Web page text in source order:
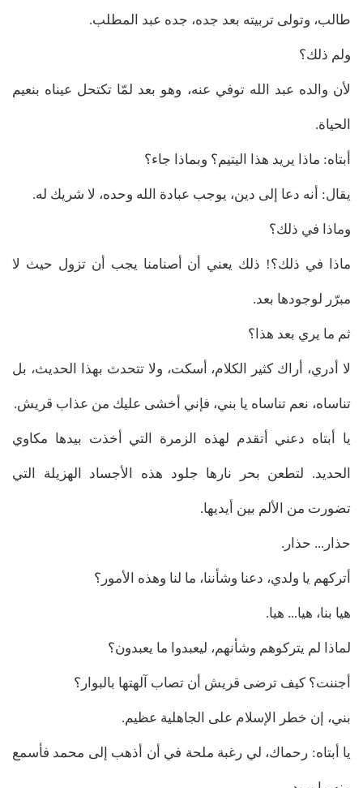
طالب، وتولى تربيته بعد جده، جده عبد المطلب.
ولم ذلك؟
لأن والده عبد الله توفي عنه، وهو بعد لمّا تكتحل عيناه بنعيم
الحياة.
أبتاه: ماذا يريد هذا اليتيم؟ وبماذا جاء؟
يقال: أنه دعا إلى دين، يوجب عبادة الله وحده، لا شريك له.
وماذا في ذلك؟
ماذا في ذلك؟! ذلك يعني أن أصنامنا يجب أن تزول حيث لا
مبرّر لوجودها بعد.
ثم ما يري بعد هذا؟
لا أدري، أراك كثير الكلام، أسكت، ولا تتحدث بهذا الحديث، بل
تناساه، نعم تناساه يا بني، فإني أخشى عليك من عذاب قريش.
يا أبتاه دعني أتقدم لهذه الزمرة التي أخذت بيدها مكاوي
الحديد. لتطعن بحر نارها جلود هذه الأجساد الهزيلة التي
تضورت من الألم بين أيديها.
حذار... حذار.
أتركهم يا ولدي، دعنا وشأننا، ما لنا وهذه الأمور؟
هيا بنا، هيا... هيا.
لماذا لم يتركوهم وشأنهم، ليعبدوا ما يعبدون؟
أجننت؟ كيف ترضى قريش أن تصاب آلهتها بالبوار؟
بني، إن خطر الإسلام على الجاهلية عظيم.
يا أبتاه: رحماك، لي رغبة ملحة في أن أذهب إلى محمد فأسمع